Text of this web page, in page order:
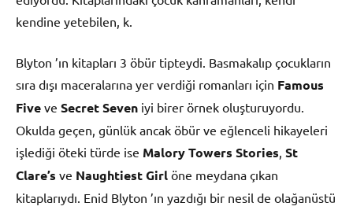
kendine yetebilen, k.
Blyton ’ın kitapları 3 öbür tipteydi. Basmakalıp çocukların
sıra dışı maceralarına yer verdiği romanları için Famous
Five ve Secret Seven iyi birer örnek oluşturuyordu.
Okulda geçen, günlük ancak öbür ve eğlenceli hikayeleri
işlediği öteki türde ise Malory Towers Stories St
Clare’s ve Naughtiest Girl öne meydana çıkan
kitaplarıydı. Enid Blyton ’ın yazdığı bir nesil de olağanüstü